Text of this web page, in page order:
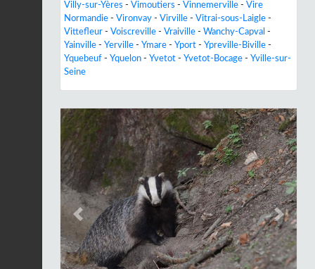
Villy-sur-Yères - Vimoutiers - Vinnemerville - Vire
Normandie - Vironvay - Virville - Vitrai-sous-Laigle -
Vittefleur - Voiscreville - Vraiville - Wanchy-Capval -
Yainville - Yerville - Ymare - Yport - Ypreville-Biville -
Yquebeuf - Yquelon - Yvetot - Yvetot-Bocage - Yville-sur-
Seine
Previous Next